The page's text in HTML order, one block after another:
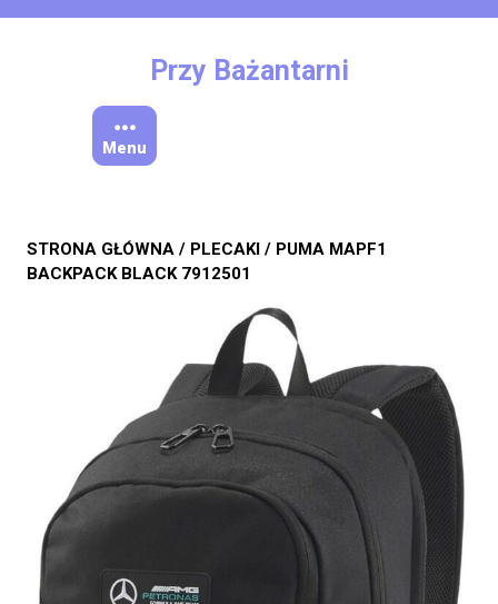
Przy Bażantarni
Menu
STRONA GŁÓWNA / PLECAKI / PUMA MAPF1
BACKPACK BLACK 7912501